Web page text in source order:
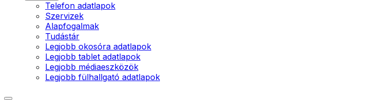
Telefon adatlapok
Szervizek
Alapfogalmak
Tudástár
Legjobb okosóra adatlapok
Legjobb tablet adatlapok
Legjobb médiaeszközök
Legjobb fülhallgató adatlapok